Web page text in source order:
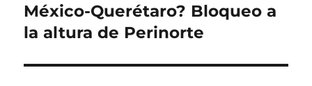
e
s
v
e
g
n
t
a
México-Querétaro? Bloqueo a
la altura de Perinorte